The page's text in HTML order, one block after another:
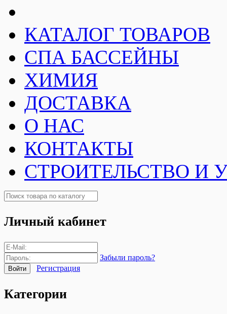
КАТАЛОГ ТОВАРОВ
СПА БАССЕЙНЫ
ХИМИЯ
ДОСТАВКА
О НАС
КОНТАКТЫ
СТРОИТЕЛЬСТВО И
Личный кабинет
Забыли пароль?
Регистрация
Категории